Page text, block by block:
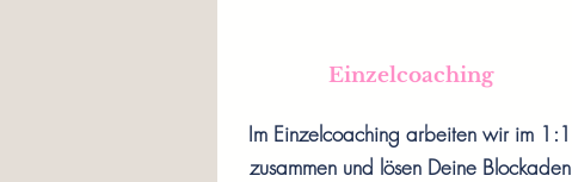
Einzelcoaching
Im Einzelcoaching arbeiten wir im 1:1
zusammen und lösen Deine Blockaden